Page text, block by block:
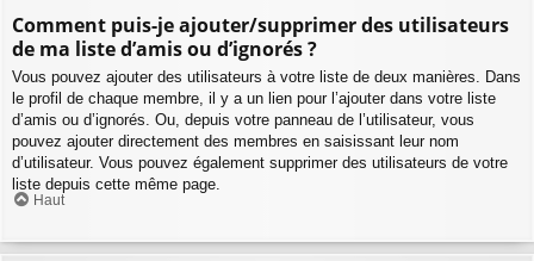
Comment puis-je ajouter/supprimer des utilisateurs
de ma liste d’amis ou d’ignorés ?
Vous pouvez ajouter des utilisateurs à votre liste de deux manières. Dans
le profil de chaque membre, il y a un lien pour l’ajouter dans votre liste
d’amis ou d’ignorés. Ou, depuis votre panneau de l’utilisateur, vous
pouvez ajouter directement des membres en saisissant leur nom
d’utilisateur. Vous pouvez également supprimer des utilisateurs de votre
liste depuis cette même page.
Haut